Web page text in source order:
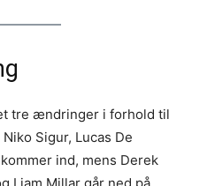
tre ændringer i forhold til
Sigur, Lucas De
ind, mens Derek